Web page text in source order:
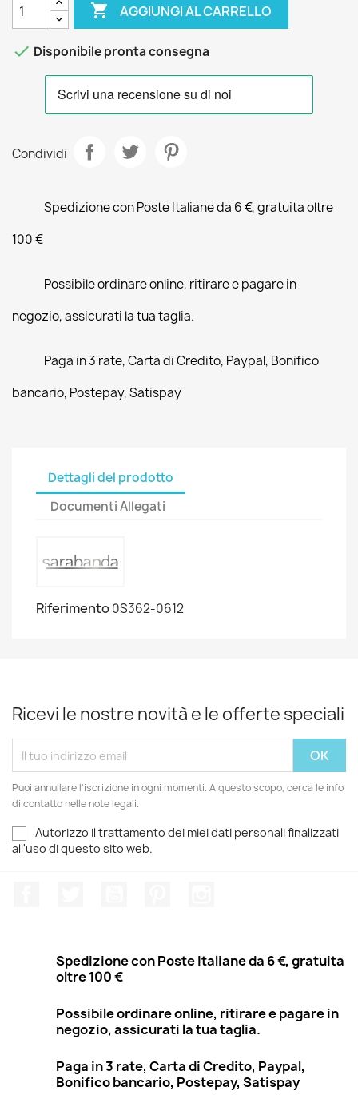
 AGGIUNGI AL CARRELLO
 Disponibile pronta consegna
Condividi
Spedizione con Poste Italiane da 6 €, gratuita oltre
100 €
Possibile ordinare online, ritirare e pagare in
negozio, assicurati la tua taglia.
Paga in 3 rate, Carta di Credito, Paypal, Bonifico
bancario, Postepay, Satispay
Dettagli del prodotto
Documenti Allegati
Riferimento0S362-0612
Ricevi le nostre novità e le offerte speciali
Puoi annullare l'iscrizione in ogni momenti. A questo scopo, cerca le info
di contatto nelle note legali.
Autorizzo il trattamento dei miei dati personali finalizzati
all'uso di questo sito web.
Spedizione con Poste Italiane da 6 €, gratuita
oltre 100 €
Possibile ordinare online, ritirare e pagare in
negozio, assicurati la tua taglia.
Paga in 3 rate, Carta di Credito, Paypal,
Bonifico bancario, Postepay, Satispay